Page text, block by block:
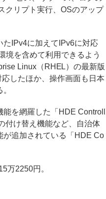
クリプト実行、OSのアップ
IPv4に加えてIPv6に対応
境を含めて利用できるよう
Linux（RHEL）の最新版
したほか、操作画面も日本
を網羅した「HDE Controll
付け替え機能など、自治体
が追加されている「HDE Co
万2250円。